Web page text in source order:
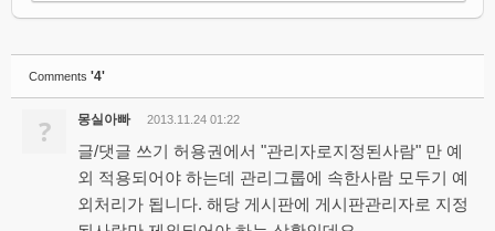
Comments '4'
? 몽실아빠 2013.11.24 01:22
글/댓글 쓰기 허용권에서 "관리자로지정된사람" 만 예
외 적용되어야 하는데 관리그룹에 속한사람 모두기 예
외처리가 됩니다. 해당 게시판에 게시판관리자로 지정